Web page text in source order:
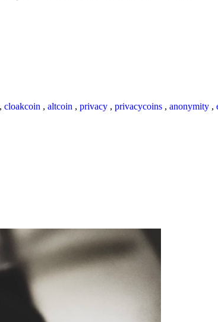
, cloakcoin , altcoin , privacy , privacycoins , anonymity ,